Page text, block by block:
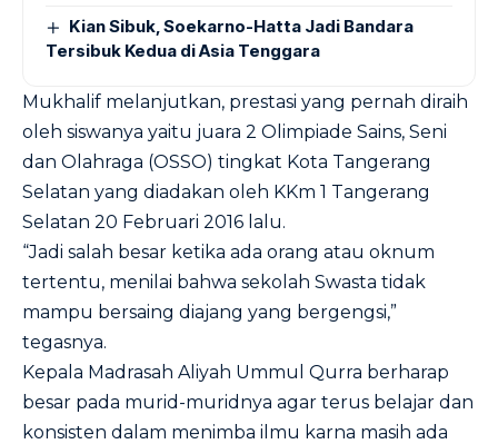
Kian Sibuk, Soekarno-Hatta Jadi Bandara
Tersibuk Kedua di Asia Tenggara
Mukhalif melanjutkan, prestasi yang pernah diraih
oleh siswanya yaitu juara 2 Olimpiade Sains, Seni
dan Olahraga (OSSO) tingkat Kota Tangerang
Selatan yang diadakan oleh KKm 1 Tangerang
Selatan 20 Februari 2016 lalu.
“Jadi salah besar ketika ada orang atau oknum
tertentu, menilai bahwa sekolah Swasta tidak
mampu bersaing diajang yang bergengsi,”
tegasnya.
Kepala Madrasah Aliyah Ummul Qurra berharap
besar pada murid-muridnya agar terus belajar dan
konsisten dalam menimba ilmu karna masih ada